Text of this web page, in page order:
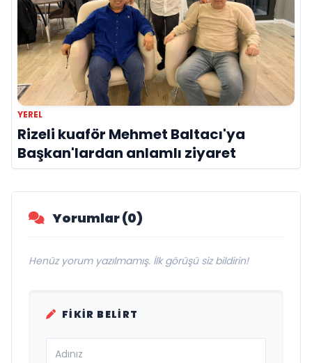
YEREL
Rizeli kuaför Mehmet Baltacı'ya
Başkan'lardan anlamlı ziyaret
Yorumlar (0)
Henüz yorum yazılmamış. İlk görüşü siz bildirin!
FIKIR BELIRT